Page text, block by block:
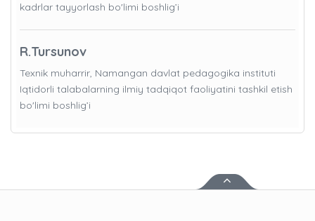
kadrlar tayyorlash bo'limi boshlig’i
R.Tursunov
Texnik muharrir, Namangan davlat pedagogika instituti
Iqtidorli talabalarning ilmiy tadqiqot faoliyatini tashkil etish
bo'limi boshlig’i